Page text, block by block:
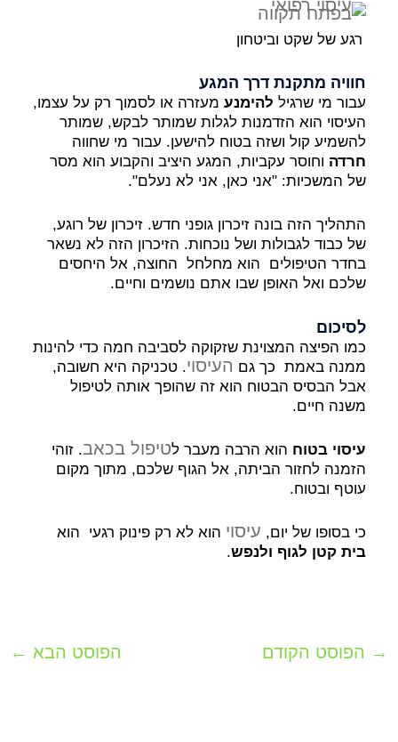
רגע של שקט וביטחון
חוויה מתקנת דרך המגע
עבור מי שרגיל להימנע מעזרה או לסמוך רק על עצמו,
העיסוי הוא הזדמנות לגלות שמותר לבקש, שמותר
להשמיע קול ושזה בטוח להישען. עבור מי שחווה
חרדה וחוסר עקביות, המגע היציב והקבוע הוא מסר
של המשכיות: "אני כאן, אני לא נעלם".
התהליך הזה בונה זיכרון גופני חדש. זיכרון של רוגע,
של כבוד לגבולות ושל נוכחות. הזיכרון הזה לא נשאר
בחדר הטיפולים הוא מחלחל החוצה, אל היחסים
שלכם ואל האופן שבו אתם נושמים וחיים.
לסיכום
כמו הפיצה המצוינת שזקוקה לסביבה חמה כדי להינות
ממנה באמת כך גם העיסוי. טכניקה היא חשובה,
אבל הבסיס הבטוח הוא זה שהופך אותה לטיפול
משנה חיים.
עיסוי בטוח הוא הרבה מעבר לטיפול בכאב. זוהי
הזמנה לחזור הביתה, אל הגוף שלכם, מתוך מקום
עוטף ובטוח.
כי בסופו של יום, עיסוי הוא לא רק פינוק רגעי הוא
בית קטן לגוף ולנפש.
→ הפוסט הקודם הפוסט הבא ←